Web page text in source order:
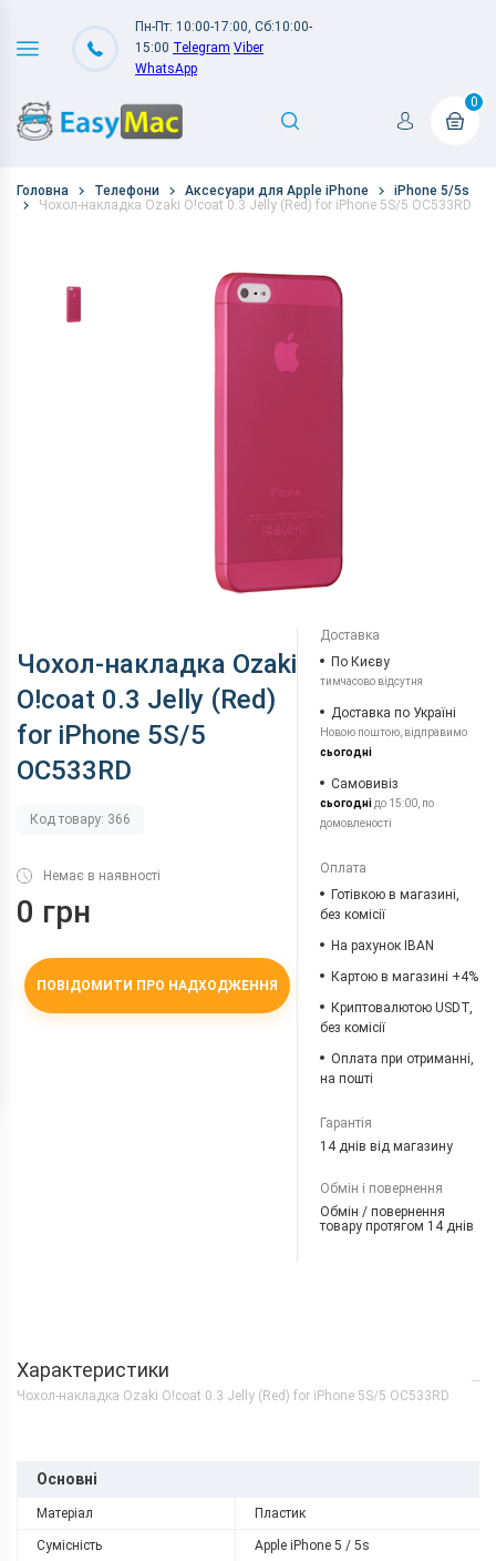
Пн-Пт: 10:00-17:00, Сб:10:00-
15:00 Telegram Viber
WhatsApp
0
Головна Телефони Аксесуари для Apple iPhone
iPhone 5/5s
Чохол-накладка Ozaki O!coat 0.3 Jelly (Red) for iPhone 5S/5 OC533RD
Чохол-накладка Ozaki
O!coat 0.3 Jelly (Red)
for iPhone 5S/5
OC533RD
Код товару: 366
Немає в наявності
0 грн
ПОВІДОМИТИ ПРО НАДХОДЖЕННЯ
Доставка
По Києву
тимчасово відсутня
Доставка по Україні
Новою поштою, відправимо
сьогодні
Самовивіз
сьогоднідо 15:00, по
домовленості
Оплата
Готівкою в магазині,
без комісії
На рахунок IBAN
Картою в магазині +4%
Криптовалютою USDT,
без комісії
Оплата при отриманні,
на пошті
Гарантія
14 днів від магазину
Обмін і повернення
Обмін / повернення
товару протягом 14 днів
Характеристики
Чохол-накладка Ozaki O!coat 0.3 Jelly (Red) for iPhone 5S/5 OC533RD
Основні
Матеріал Пластик
Сумісність Apple iPhone 5 / 5s